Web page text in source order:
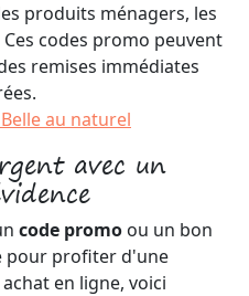
produits ménagers, les
codes promo peuvent
remises immédiates
au naturel
avec un
code promo ou un bon
pour profiter d'une
en ligne, voici